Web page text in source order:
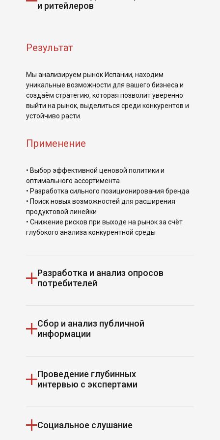
и ритейлеров
Результат
Мы анализируем рынок Испании, находим
уникальные возможности для вашего бизнеса и
создаём стратегию, которая позволит уверенно
выйти на рынок, выделиться среди конкурентов и
устойчиво расти.
Применение
• Выбор эффективной ценовой политики и
оптимального ассортимента
• Разработка сильного позиционирования бренда
• Поиск новых возможностей для расширения
продуктовой линейки
• Снижение рисков при выходе на рынок за счёт
глубокого анализа конкурентной среды
Разработка и анализ опросов
потребителей
Результат
бренду. На основе этих данных вы сможете
создавать коммуникации и маркетинговые
Применение
Сбор и анализ публичной
информации
Результат
изменения в отрасли. Эти данные помогают
Проведение глубинных
интервью с экспертами
Результат
Социальное слушание